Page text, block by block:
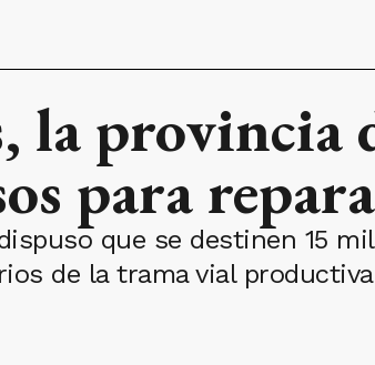
la provincia
para
que se destinen 15
de la trama vial